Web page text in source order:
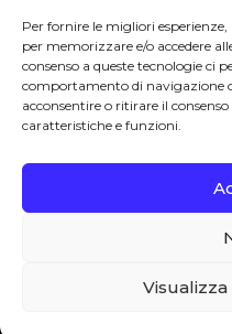
Per fornire le migliori
per memorizzare e/o accedere
consenso a queste tecnologie ci
comportamento di navigazione
acconsentire o ritirare il
caratteristiche e funzioni.
Degustibus invita
La vendita di
Paese di